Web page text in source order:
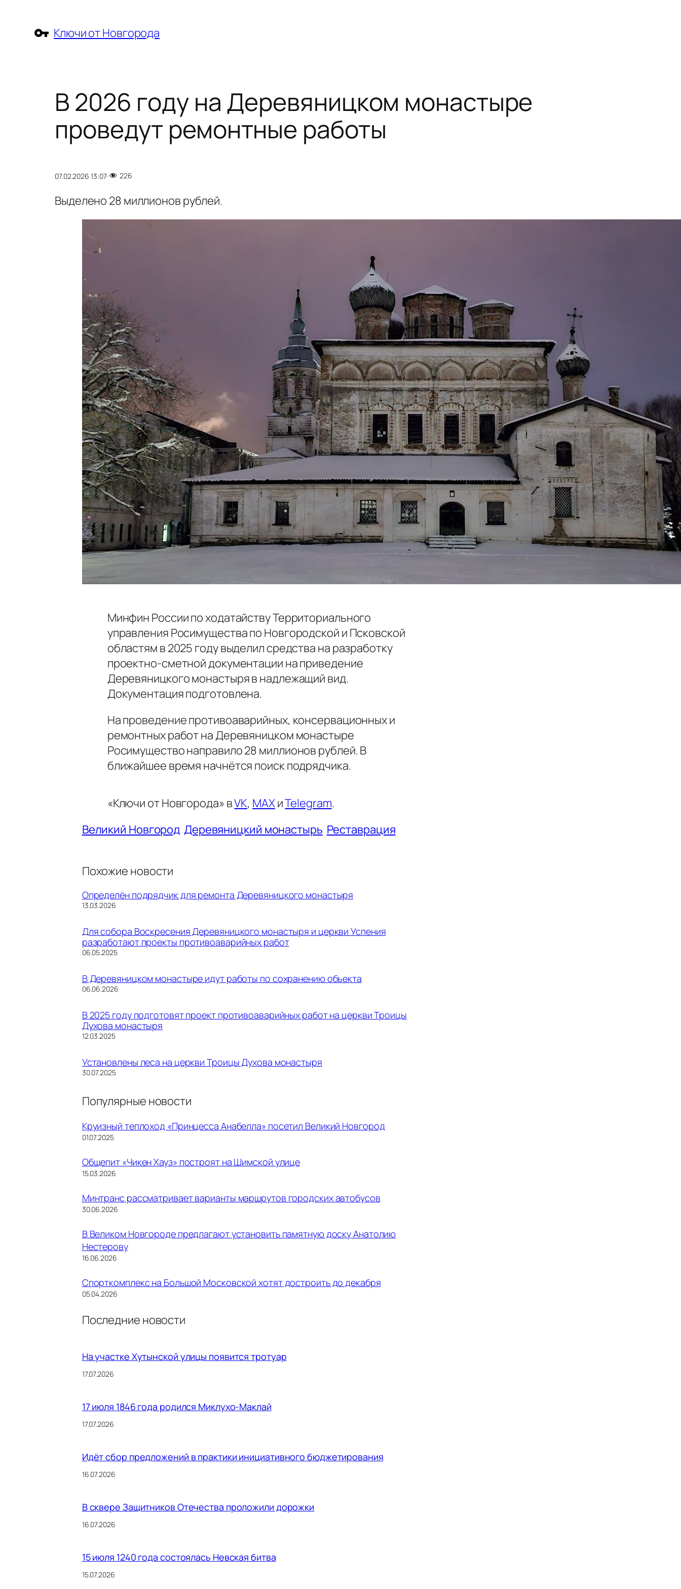
содержимому
Ключи от Новгорода
В 2026 году на Деревяницком монастыре
проведут ремонтные работы
07.02.2026 13:07· 226
Выделено 28 миллионов рублей.
Минфин России по ходатайству Территориального
управления Росимущества по Новгородской и Псковской
областям в 2025 году выделил средства на разработку
проектно-сметной документации на приведение
Деревяницкого монастыря в надлежащий вид.
Документация подготовлена.
На проведение противоаварийных, консервационных и
ремонтных работ на Деревяницком монастыре
Росимущество направило 28 миллионов рублей. В
ближайшее время начнётся поиск подрядчика.
«Ключи от Новгорода» вVK, MAXиTelegram.
Великий Новгород Деревяницкий монастырь Реставрация
Похожие новости
Определён подрядчик для ремонта Деревяницкого монастыря
Дата
13.03.2026
Для собора Воскресения Деревяницкого монастыря и церкви Успения
разработают проекты противоаварийных работ
Дата
06.05.2025
В Деревяницком монастыре идут работы по сохранению объекта
Дата
06.06.2026
В 2025 году подготовят проект противоаварийных работ на церкви Троицы
Духова монастыря
Дата
12.03.2025
Установлены леса на церкви Троицы Духова монастыря
Дата
30.07.2025
Популярные новости
Круизный теплоход «Принцесса Анабелла» посетил Великий Новгород
01.07.2025
Общепит «Чикен Хауз» построят на Шимской улице
15.03.2026
Минтранс рассматривает варианты маршрутов городских автобусов
30.06.2026
В Великом Новгороде предлагают установить памятную доску Анатолию
Нестерову
16.06.2026
Спорткомплекс на Большой Московской хотят достроить до декабря
05.04.2026
Последние новости
На участке Хутынской улицы появится тротуар
17.07.2026
17 июля 1846 года родился Миклухо-Маклай
17.07.2026
Идёт сбор предложений в практики инициативного бюджетирования
16.07.2026
В сквере Защитников Отечества проложили дорожки
16.07.2026
15 июля 1240 года состоялась Невская битва
15.07.2026